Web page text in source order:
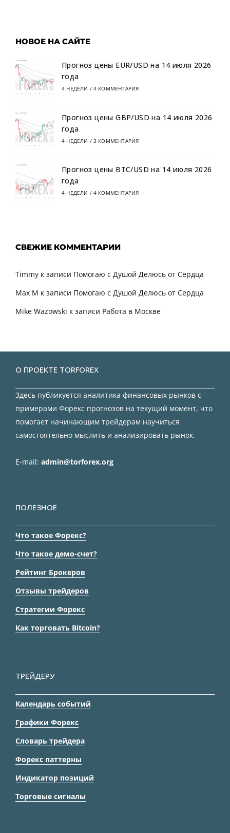
НОВОЕ НА САЙТЕ
Прогноз цены EUR/USD на 14 июля 2026
года
4 НЕДЕЛИ / 4 КОММЕНТАРИЯ
Прогноз цены GBP/USD на 14 июля 2026
года
4 НЕДЕЛИ / 3 КОММЕНТАРИЯ
Прогноз цены BTC/USD на 14 июля 2026
года
4 НЕДЕЛИ / 4 КОММЕНТАРИЯ
СВЕЖИЕ КОММЕНТАРИИ
Timmy к записи Помогаю с Душой Делюсь от Сердца
Max M к записи Помогаю с Душой Делюсь от Сердца
Mike Wazowski к записи Работа в Москве
О ПРОЕКТЕ TORFOREX
Здесь публикуется аналитика финансовых рынков с
примерами Форекс прогнозов на текущий момент, что
помогает начинающим трейдерам научиться
самостоятельно мыслить и анализировать рынок.
E-mail: admin@torforex.org
ПОЛЕЗНОЕ
Что такое Форекс?
Что такое демо-счет?
Рейтинг Брокеров
Отзывы трейдеров
Стратегии Форекс
Как торговать Bitcoin?
ТРЕЙДЕРУ
Календарь событий
Графики Форекс
Словарь трейдера
Форекс паттерны
Индикатор позиций
Торговые сигналы